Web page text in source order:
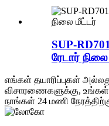
SUP-
ரேடார்
எங்கள் தயாரிப்புகள்
விசாரணைகளுக்கு,
நாங்கள் 24 மணி